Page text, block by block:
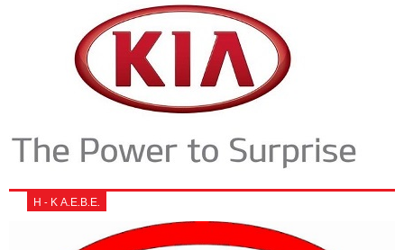
Η - Κ Α.Ε.Β.Ε.